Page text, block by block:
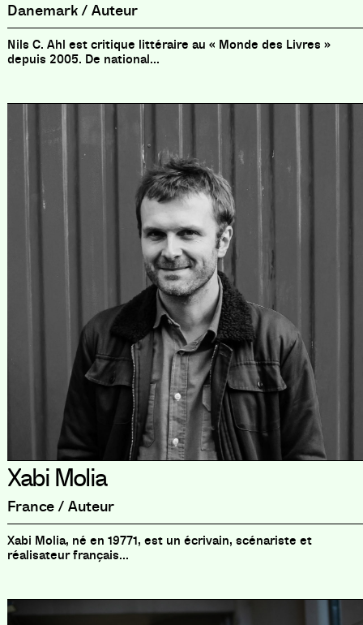
Danemark / Auteur
Nils C. Ahl est critique littéraire au « Monde des Livres »
depuis 2005. De national...
Xabi Molia
France / Auteur
Xabi Molia, né en 19771, est un écrivain, scénariste et
réalisateur français...